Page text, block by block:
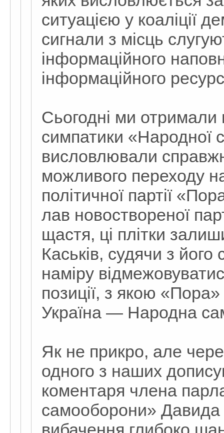
ситуацією у коаліції
сигнали з місць
інформаційного
інформаційного
Сьогодні ми отримали
симпатики «Народної
висловлювали
можливого переходу
політичної партії
лав новоствореної
щастя, ці плітки
Каськів, судячи з
наміру
позиції, з якою
Україна — Народна
Як не прикро, але
одного з наших
коментаря члена
самооборони» Давида